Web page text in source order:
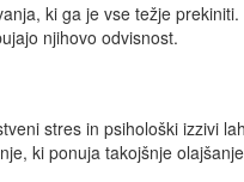
ki ga je vse težje
njihovo odvisnost.
stres in psihološki izzivi
ki ponuja takojšnje